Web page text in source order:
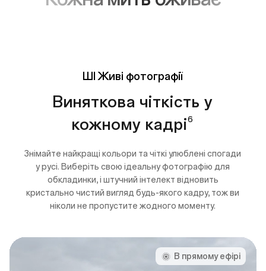
ШІ Живі фотографії
Виняткова чіткість у
кожному кадрі6
Знімайте найкращі кольори та чіткі улюблені спогади
у русі. Виберіть свою ідеальну фотографію для
обкладинки, і штучний інтелект відновить
кристально чистий вигляд будь-якого кадру, тож ви
ніколи не пропустите жодного моменту.
В прямому ефірі